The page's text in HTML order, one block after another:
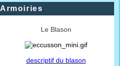
Armoiries
Le Blason
descriptif du blason